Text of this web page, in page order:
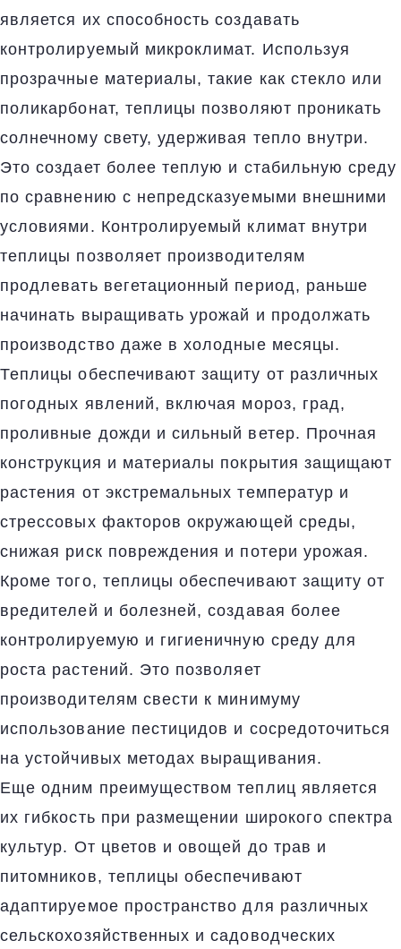
является их способность создавать
контролируемый микроклимат. Используя
прозрачные материалы, такие как стекло или
поликарбонат, теплицы позволяют проникать
солнечному свету, удерживая тепло внутри.
Это создает более теплую и стабильную среду
по сравнению с непредсказуемыми внешними
условиями. Контролируемый климат внутри
теплицы позволяет производителям
продлевать вегетационный период, раньше
начинать выращивать урожай и продолжать
производство даже в холодные месяцы.
Теплицы обеспечивают защиту от различных
погодных явлений, включая мороз, град,
проливные дожди и сильный ветер. Прочная
конструкция и материалы покрытия защищают
растения от экстремальных температур и
стрессовых факторов окружающей среды,
снижая риск повреждения и потери урожая.
Кроме того, теплицы обеспечивают защиту от
вредителей и болезней, создавая более
контролируемую и гигиеничную среду для
роста растений. Это позволяет
производителям свести к минимуму
использование пестицидов и сосредоточиться
на устойчивых методах выращивания.
Еще одним преимуществом теплиц является
их гибкость при размещении широкого спектра
культур. От цветов и овощей до трав и
питомников, теплицы обеспечивают
адаптируемое пространство для различных
сельскохозяйственных и садоводческих